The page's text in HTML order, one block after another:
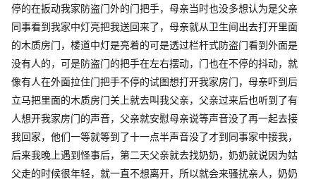
停的在扳动我家防盗门外的门把手，母亲当时也没多想认为是父亲
同事看到我家中灯亮把我送回来了，母亲就从卫生间出去打开里面
的木质房门，楼道中灯是亮着的可是透过栏杆式防盗门看到外面是
没有人的，可是防盗门的把手在左右摆动，门也在不停的抖动，就
像有人在外面拉住门把手不停的试图想打开我家房门，母亲吓到后
立马把里面的木质房门关上就去叫我父亲，父亲过来后也听到了有
人想开我家房门的声音，父亲就安慰母亲说等声音没了再一起去接
我回家，他们一等就等到了十一点半声音没了才到同事家中接我，
后来我晚上遇到怪事后，第二天父亲就去找奶奶，奶奶就说因为姑
父走的时候很年轻，就一直不想离开，所以就会来骚扰亲人，奶奶